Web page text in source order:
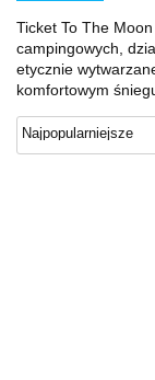
Ticket To The
campingowych,
etycznie
komfortowym